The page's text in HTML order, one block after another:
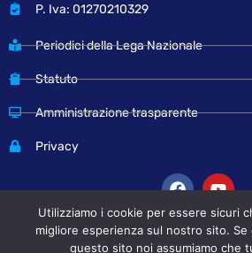
P. Iva: 01270210329
Periodici della Lega Nazionale
Statuto
Amministrazione trasparente
Privacy
Utilizziamo i cookie per essere sicuri
migliore esperienza sul nostro sito.
questo sito noi assumiamo che